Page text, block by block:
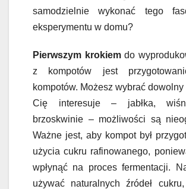
samodzielnie wykonać tego
eksperymentu w domu?
Pierwszym krokiemdo
z kompotów jest
kompotów. Możesz wybrać dowolny
Cię interesuje – jabłka,
brzoskwinie – możliwości są
Ważne jest, aby kompot był
użycia cukru rafinowanego,
wpłynąć na proces fermentacji.
używać naturalnych źródeł